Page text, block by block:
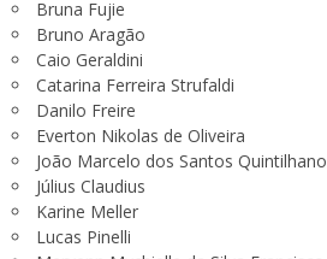
Bruna Fujie
Bruno Aragão
Caio Geraldini
Catarina Ferreira Strufaldi
Danilo Freire
Everton Nikolas de Oliveira
João Marcelo dos Santos Quintilhano
Július Claudius
Karine Meller
Lucas Pinelli